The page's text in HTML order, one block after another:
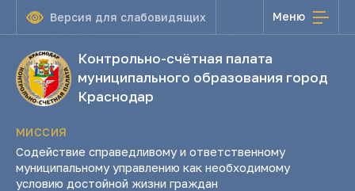
Версия для слабовидящих Меню
Контрольно-счётная палата
муниципального образования город
Краснодар
МИССИЯ
Содействие справедливому и ответственному
муниципальному управлению как необходимому
условию достойной жизни граждан